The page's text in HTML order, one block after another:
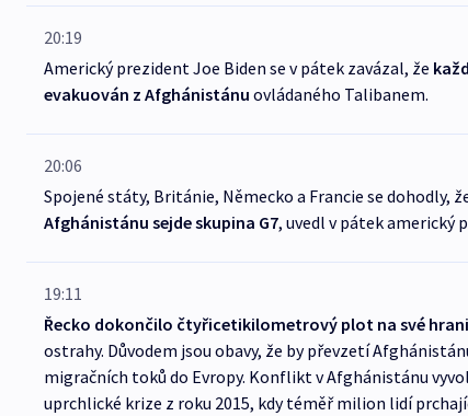
20:19
Americký prezident Joe Biden se v pátek zavázal, že
evakuován z Afghánistánu ovládaného Talibanem.
20:06
Spojené státy, Británie, Německo a Francie se dohodly,
Afghánistánu sejde skupina G7, uvedl v pátek americký
19:11
Řecko dokončilo čtyřicetikilometrový plot na své
ostrahy. Důvodem jsou obavy, že by převzetí
migračních toků do Evropy. Konflikt v Afghánistánu
uprchlické krize z roku 2015, kdy téměř milion lidí